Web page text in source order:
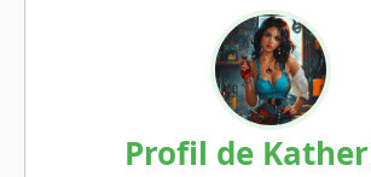
Profil de